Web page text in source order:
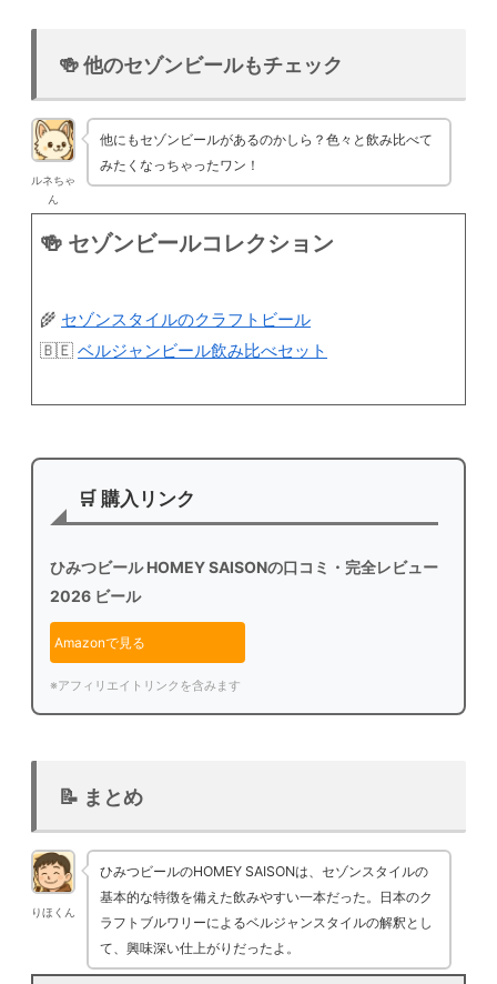
🍻 他のセゾンビールもチェック
ルネちゃ
ん
他にもセゾンビールがあるのかしら？色々と飲み比べて
みたくなっちゃったワン！
🍻 セゾンビールコレクション
🌾 セゾンスタイルのクラフトビール
🇧🇪ベルジャンビール飲み比べセット
🛒 購入リンク
ひみつビール HOMEY SAISONの口コミ・完全レビュー
2026 ビール
Amazonで見る
※アフィリエイトリンクを含みます
📝 まとめ
りほくん
ひみつビールのHOMEY SAISONは、セゾンスタイルの
基本的な特徴を備えた飲みやすい一本だった。日本のク
ラフトブルワリーによるベルジャンスタイルの解釈とし
て、興味深い仕上がりだったよ。